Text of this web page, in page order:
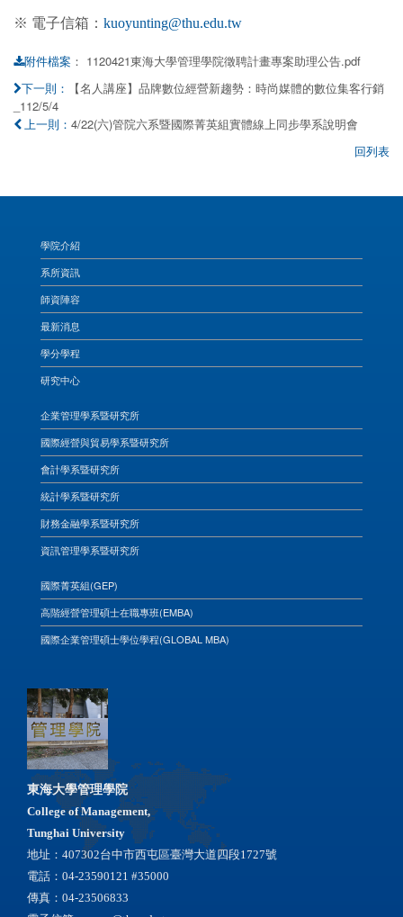
※ 電子信箱： kuoyunting@thu.edu.tw
附件檔案 ： 1120421東海大學管理學院徵聘計畫專案助理公告.pdf
下一則：
【名人講座】品牌數位經營新趨勢：時尚媒體的數位集客行銷
_112/5/4
上一則： 4/22(六)管院六系暨國際菁英組實體線上同步學系說明會
回列表
學院介紹
系所資訊
師資陣容
最新消息
學分學程
研究中心
企業管理學系暨研究所
國際經營與貿易學系暨研究所
會計學系暨研究所
統計學系暨研究所
財務金融學系暨研究所
資訊管理學系暨研究所
國際菁英組(GEP)
高階經營管理碩士在職專班(EMBA)
國際企業管理碩士學位學程(GLOBAL MBA)
東海大學管理學院
College of Management,
Tunghai University
地址：407302台中市西屯區臺灣大道四段1727號
電話：04-23590121 #35000
傳真：04-23506833